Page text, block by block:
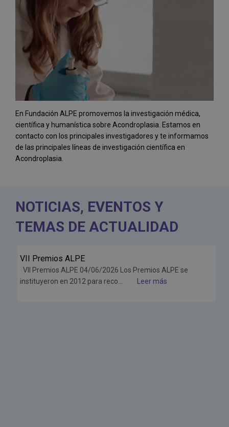
En Fundación ALPE promovemos la investigación médica,
científica y humanística sobre Acondroplasia. Estamos en
contacto con los principales investigadores y te informamos
de las principales líneas de investigación científica en
Acondroplasia.
NOTICIAS, EVENTOS Y
TEMAS DE ACTUALIDAD
Jun
26
VII Premios ALPE
VII Premios ALPE 04/06/2026 Los Premios ALPE se
instituyeron en 2012 para reco...
Leer más